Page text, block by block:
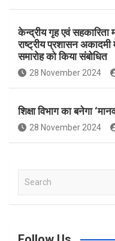
केन्द्रीय गृह एवं सहकारिता
राष्ट्रीय प्रशासन
समारोह को किया संबोधित
28 November 2024
शिक्षा विभाग का बनेगा
28 November 2024
a
c